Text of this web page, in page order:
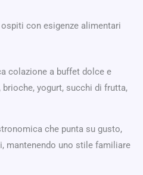
con esigenze alimentari
colazione a buffet dolce e
yogurt, succhi di frutta,
che punta su gusto,
mantenendo uno stile familiare